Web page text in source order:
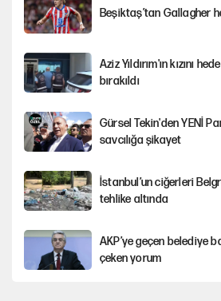
Beşiktaş’tan Gallagher
Aziz Yıldırım'ın kızını
bırakıldı
Gürsel Tekin'den YENİ
savcılığa şikayet
İstanbul’un ciğerleri
tehlike altında
AKP’ye geçen belediye
çeken yorum